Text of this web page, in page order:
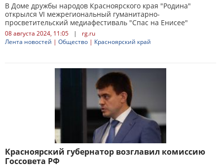
В Доме дружбы народов Красноярского края "Родина"
открылся VI межрегиональный гуманитарно-
просветительский медиафестиваль "Спас на Енисее"
08 августа 2024, 11:05 |
rg.ru
Лента новостей | Общество | Красноярский край
Красноярский губернатор возглавил комиссию
Госсовета РФ